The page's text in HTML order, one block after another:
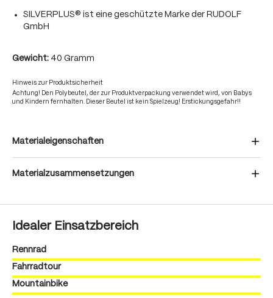
SILVERPLUS® ist eine geschützte Marke der RUDOLF
GmbH
Gewicht: 40 Gramm
Hinweis zur Produktsicherheit
Achtung! Den Polybeutel, der zur Produktverpackung verwendet wird, von Babys
und Kindern fernhalten. Dieser Beutel ist kein Spielzeug! Erstickungsgefahr!!
Materialeigenschaften
Materialzusammensetzungen
Idealer Einsatzbereich
Rennrad
Fahrradtour
Mountainbike